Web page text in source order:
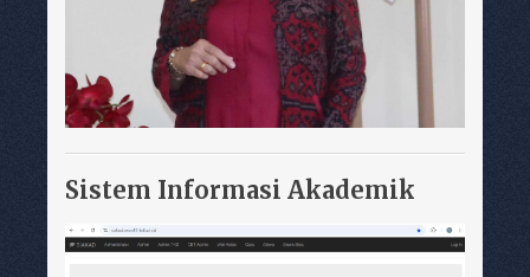
Sistem Informasi Akademik